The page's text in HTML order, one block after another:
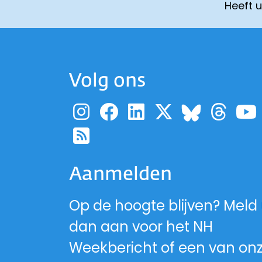
Heeft
Volg ons
Ga naar de
Ga naar de
Ga naar de
Ga naar
Ga
Ga naar de RSS-
Aanmelden
Op de hoogte blijven? Meld
dan aan voor het NH
Weekbericht of een van